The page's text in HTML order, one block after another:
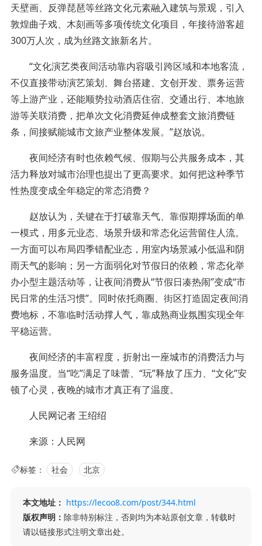
天壁画、反弹琵琶等丝路文化元素融入建筑与景观，引入
敦煌曲子戏、木刻画等多项传统文化项目，年接待游客超
300万人次，成为丝路文旅新名片。
“文化演艺类夜间活动靠内容吸引跨区域和本地客流，
不仅直接带动演艺策划、舞台搭建、文创开发、票务运营
等上游产业，还能顺势拉动酒店住宿、交通出行、本地旅
游等关联消费，把单次文化消费延伸成整套文旅消费链
条，间接赋能城市文旅产业整体发展。”赵放说。
夜间经济有时也依赖气候、假期与公共服务成本，其
活力释放对城市治理也提出了更高要求。如何把这种季节
性热度变成全年稳定的常态消费？
赵放认为，关键在于打破靠天气、靠假期撑场面的单
一模式，用多元业态、场景升级和常态化运营留住人流。
一方面可以布局四季错配业态，用室内场景减小低温和阴
雨天气的影响；另一方面弱化对节假日的依赖，常态化举
办小型主题活动等，让夜间消费从“节假日凑热闹”变成“市
民日常的生活习惯”。同时依托商圈、街区打造固定夜间消
费地标，不靠临时活动撑人气，靠成熟商业氛围实现全年
平稳运营。
夜间经济的丰富程度，折射出一座城市的消费活力与
服务温度。当“吃”满足了味蕾、“玩”释放了压力、“文化”安
顿了心灵，夜晚的城市才真正有了温度。
人民网记者 王绍绍
来源：人民网
标签： 社会 北京
本文地址： https://lecoo8.com/post/344.html
版权声明： 除非特别标注，否则均为本站原创文章，转载时
请以链接形式注明文章出处。